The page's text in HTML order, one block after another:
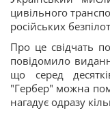
цивільного
російських
Про це свідчать
повідомило
що серед
"Гербер" можна
нагадує одразу